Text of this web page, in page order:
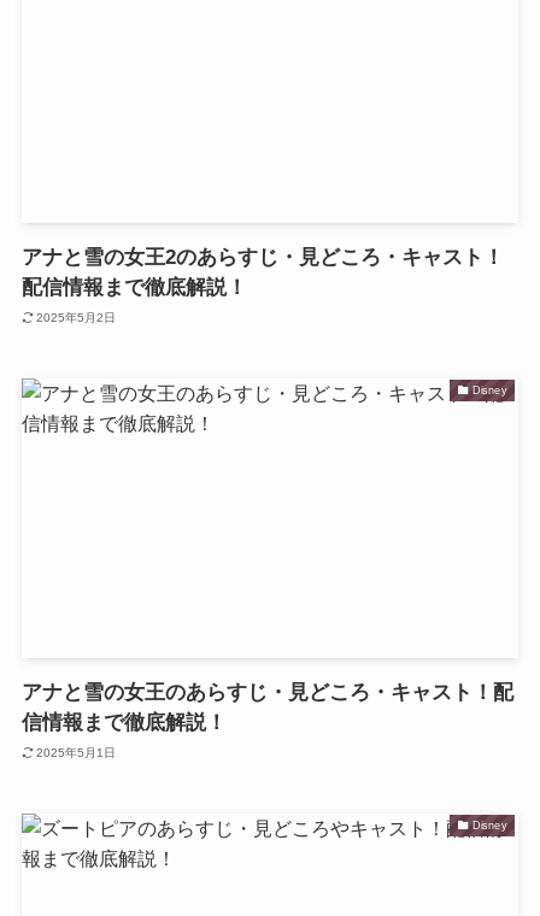
アナと雪の女王2のあらすじ・見どころ・キャスト！
配信情報まで徹底解説！
2025年5月2日
Disney
アナと雪の女王のあらすじ・見どころ・キャスト！配
信情報まで徹底解説！
2025年5月1日
Disney